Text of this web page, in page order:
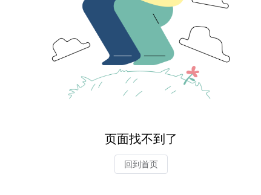
页面找不到了
回到首页